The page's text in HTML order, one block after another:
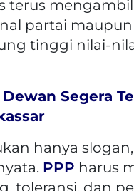
terus
partai
tinggi nilai-
Segera
hanya
PPP harus
toleransi, dan